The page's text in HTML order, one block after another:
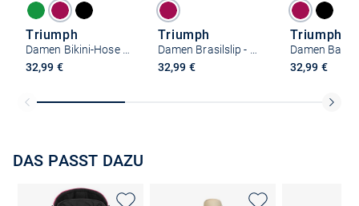
Triumph
32,99 €
Triumph
32,99 €
Triumph
32,99 €
DAS PASST DAZU